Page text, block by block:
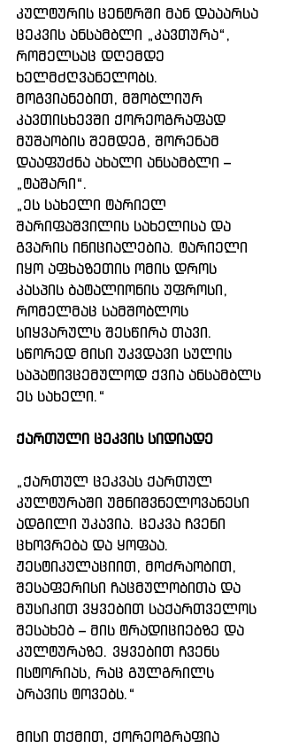
კულტურის ცენტრში მან დააარსა
ცეკვის ანსამბლი „კავთურა“,
რომელსაც დღემდე
ხელმძღვანელობს.
მოგვიანებით, მშობლიურ
კავთისხევში ქორეოგრაფად
მუშაობის შემდეგ, შორენამ
დააფუძნა ახალი ანსამბლი –
„ტაშარი“.
„ეს სახელი ტარიელ
შარიფაშვილის სახელისა და
გვარის ინიციალებია. ტარიელი
იყო აფხაზეთის ომის დროს
კასპის ბატალიონის უფროსი,
რომელმაც სამშობლოს
სიყვარულს შესწირა თავი.
სწორედ მისი უკვდავი სულის
საპატივცემულოდ ქვია ანსამბლს
ეს სახელი.“
ქართული ცეკვის სიდიადე
„ქართულ ცეკვას ქართულ
კულტურაში უმნიშვნელოვანესი
ადგილი უკავია. ცეკვა ჩვენი
ცხოვრება და ყოფაა.
ჟესტიკულაციით, მოძრაობით,
შესაფერისი ჩაცმულობითა და
მუსიკით ვყვებით საქართველოს
შესახებ – მის ტრადიციებზე და
კულტურაზე. ვყვებით ჩვენს
ისტორიას, რაც გულგრილს
არავის ტოვებს.“
მისი თქმით, ქორეოგრაფია